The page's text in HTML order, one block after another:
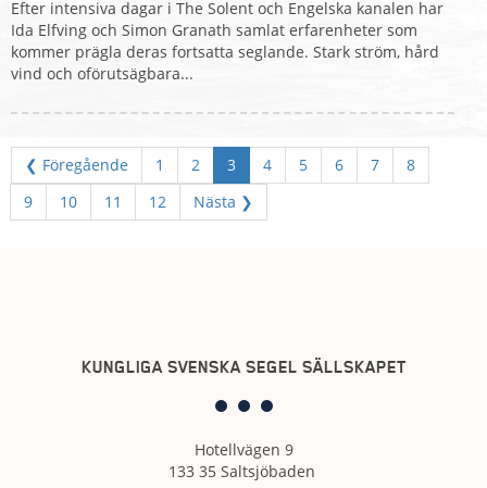
Efter intensiva dagar i The Solent och Engelska kanalen har
Ida Elfving och Simon Granath samlat erfarenheter som
kommer prägla deras fortsatta seglande. Stark ström, hård
vind och oförutsägbara...
❮ Föregående 1 2 3 4 5 6 7
8
9
10 11 12 Nästa ❯
KUNGLIGA SVENSKA SEGEL SÄLLSKAPET
Hotellvägen 9
133 35 Saltsjöbaden